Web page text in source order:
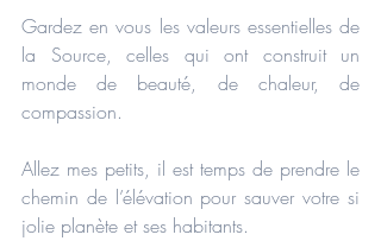
Gardez en vous les valeurs essentielles de
la Source, celles qui ont construit un
monde de beauté, de chaleur, de
compassion.
Allez mes petits, il est temps de prendre le
chemin de l’élévation pour sauver votre si
jolie planète et ses habitants.